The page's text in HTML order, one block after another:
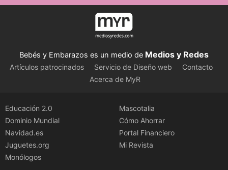
Bebés y Embarazos es un medio de Medios y Redes
Artículos patrocinados Servicio de Diseño web
Contacto
Acerca de MyR
Educación 2.0
Dominio Mundial
Navidad.es
Juguetes.org
Monólogos
Mascotalia
Cómo Ahorrar
Portal Financiero
Mi Revista